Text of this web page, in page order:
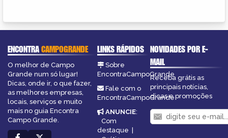
ENCONTRACAMPOGRANDE
O melhor de Campo
Grande num só lugar!
Dicas, onde ir, o que fazer,
as melhores empresas,
locais, serviços e muito
mais no guia Encontra
Campo Grande.
LINKS RÁPIDOS
Sobre
EncontraCampoGrande
Fale com o
EncontraCampoGrande
ANUNCIE:
Com
destaque |
NOVIDADES POR E-
MAIL
Receba grátis as
principais notícias,
dicas e promoções